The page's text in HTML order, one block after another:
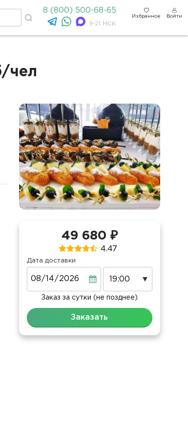
8 (800) 500-68-65
9-21 МСК
Избранное Войти
чел
49 680 ₽
4.47
Дата доставки
Заказ за сутки (не позднее)
Заказать